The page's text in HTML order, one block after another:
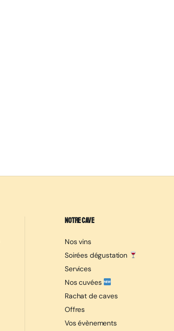
Notre cave
Nos vins
Soirées dégustation
Services
Nos cuvées
Rachat de caves
Offres
Vos évènements